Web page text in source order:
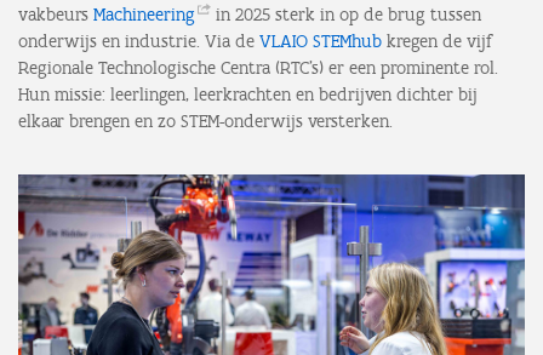
vakbeurs Machineering
in 2025 sterk in op de brug tussen
onderwijs en industrie. Via de VLAIO STEMhub kregen de vijf
Regionale Technologische Centra (RTC’s) er een prominente rol.
Hun missie: leerlingen, leerkrachten en bedrijven dichter bij
elkaar brengen en zo STEM-onderwijs versterken.